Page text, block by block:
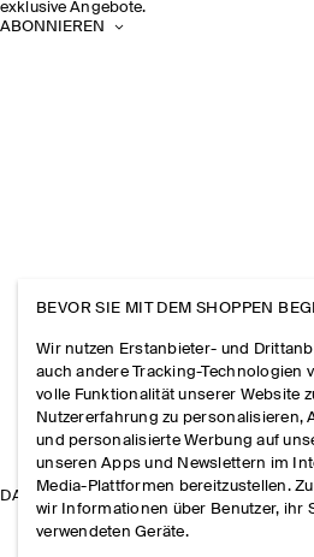
exklusive Angebote.
ABONNIEREN
DAS UNTERNEHMEN
BEVOR SIE MIT DEM SHOPPEN
Wir nutzen Erstanbieter- und
auch andere Tracking-Technologien
volle Funktionalität unserer Website
Nutzererfahrung zu personalisieren,
und personalisierte Werbung auf
unseren Apps und Newslettern im
Media-Plattformen bereitzustellen.
wir Informationen über Benutzer, ihr
verwendeten Geräte.